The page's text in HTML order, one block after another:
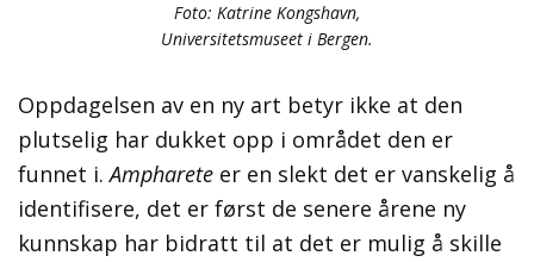
Foto: Katrine Kongshavn,
Universitetsmuseet i Bergen.
Oppdagelsen av en ny art betyr ikke at den
plutselig har dukket opp i området den er
funnet i.Ampharete er en slekt det er vanskelig å
identifisere, det er først de senere årene ny
kunnskap har bidratt til at det er mulig å skille